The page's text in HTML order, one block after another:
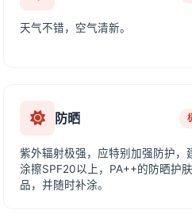
天气不错，空气清新。
防晒
紫外辐射极强，应特别加强防护，
涂擦SPF20以上，PA++的防晒护
品，并随时补涂。